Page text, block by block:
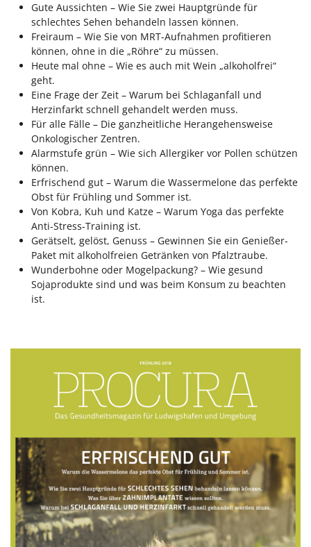
Gute Aussichten – Wie Sie zwei Hauptgründe für
schlechtes Sehen behandeln lassen können.
Freiraum – Wie Sie von MRT-Aufnahmen profitieren
können, ohne in die „Röhre“ zu müssen.
Heute mal ohne – Wie es auch mit Wein „alkoholfrei“
geht.
Eine Frage der Zeit – Warum bei Schlaganfall und
Herzinfarkt schnell gehandelt werden muss.
Für alle Fälle – Die ganzheitliche Herangehensweise
Onkologischer Zentren.
Alarmstufe grün – Wie sich Allergiker vor Pollen schützen
können.
Erfrischend gut – Warum die Wassermelone das perfekte
Obst für Frühling und Sommer ist.
Von Kobra, Kuh und Katze – Warum Yoga das perfekte
Anti-Stress-Training ist.
Gerätselt, gelöst, Genuss – Gewinnen Sie ein Genießer-
Paket mit alkoholfreien Getränken von Pfalztraube.
Wunderbohne oder Mogelpackung? – Wie gesund
Sojaprodukte sind und was beim Konsum zu beachten
ist.